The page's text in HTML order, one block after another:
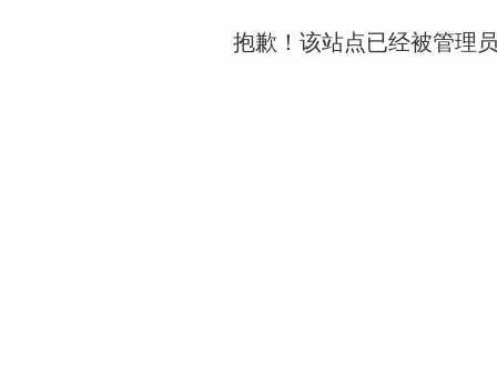
抱歉！该站点已经被管理